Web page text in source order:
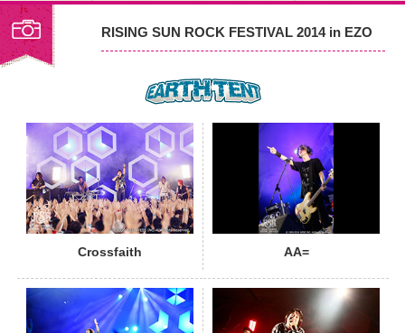
RISING SUN ROCK FESTIVAL 2014 in EZO
Crossfaith AA=
PHOTO
PHOTO